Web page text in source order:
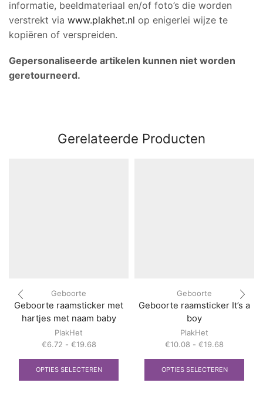
informatie, beeldmateriaal en/of foto’s die worden
verstrekt via www.plakhet.nl op enigerlei wijze te
kopiëren of verspreiden.
Gepersonaliseerde artikelen kunnen niet worden
geretourneerd.
Gerelateerde Producten
Geboorte
Geboorte raamsticker met
hartjes met naam baby
PlakHet
€6.72 - €19.68Prijsklasse:
tot
OPTIES SELECTEREN
Geboorte
Geboorte raamsticker It’s a
boy
PlakHet
€10.08 - €19.68
tot
OPTIES SELECTEREN